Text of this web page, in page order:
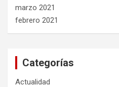
marzo 2021
febrero 2021
Categorías
Actualidad